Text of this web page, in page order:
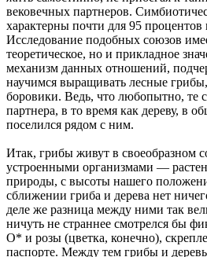
вековечных партнеров.
характерны почти для 95
Исследование подобных союзов
теоретическое, но и прикладное
механизм данных отношений,
научимся выращивать лесные
боровики. Ведь, что любопытно, те
партнера, в то время как дереву, в
поселился рядом с ним.
Итак, грибы живут в своеобразном
устроенными организмами —
природы, с высоты нашего
сближении гриба и дерева нет
деле же разница между ними так
ничуть не страннее смотрелся бы
О* и розы (цветка, конечно),
паспорте. Между тем грибы и